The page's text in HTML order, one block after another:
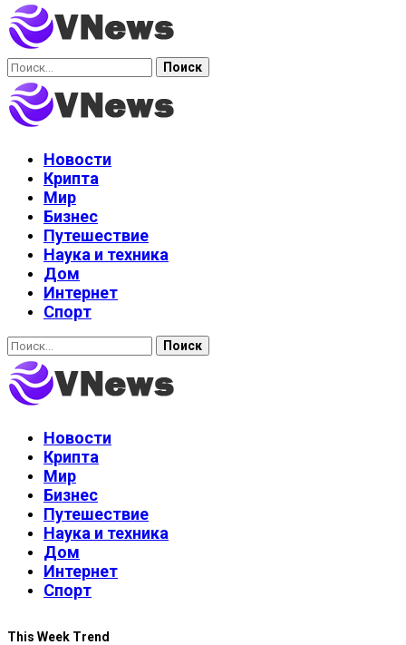
Найти:
Новости
Крипта
Мир
Бизнес
Путешествие
Наука и техника
Дом
Интернет
Спорт
Найти:
Новости
Крипта
Мир
Бизнес
Путешествие
Наука и техника
Дом
Интернет
Спорт
This Week Trend